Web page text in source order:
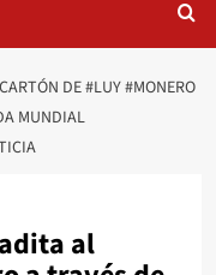
DE #LUY #MONERO
MUNDIAL
al